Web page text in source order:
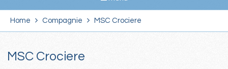
Home Compagnie MSC Crociere
MSC Crociere